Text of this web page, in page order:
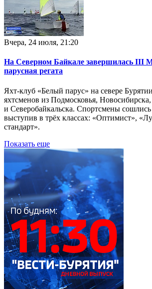
Вчера, 24 июля, 21:20
На Северном Байкале завершилась III
парусная регата
Яхт-клуб «Белый парус» на севере
яхтсменов из Подмосковья,
и Северобайкальска. Спортсмены сошлись
выступив в трёх классах: «Оптимист»,
стандарт».
Показать еще